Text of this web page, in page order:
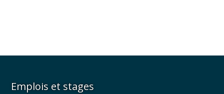
Emplois et stages